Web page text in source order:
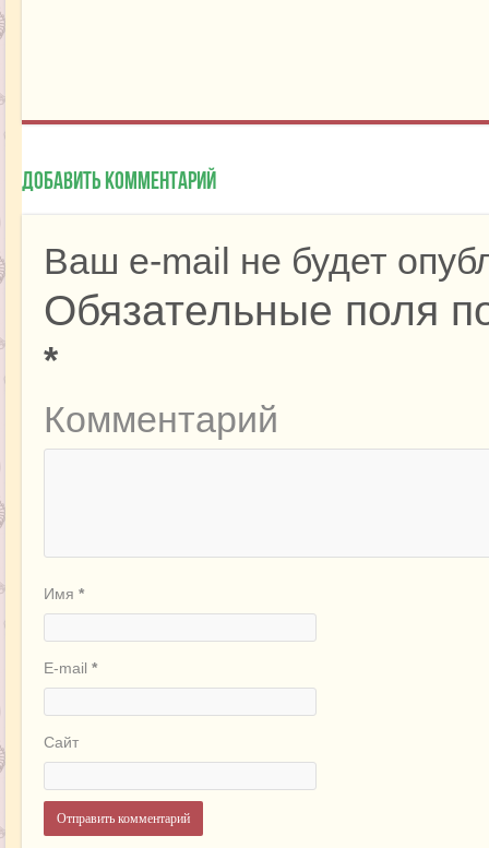
Добавить комментарий
Ваш e-mail не будет
Обязательные поля
*
Комментарий
Имя *
E-mail *
Сайт